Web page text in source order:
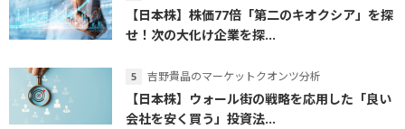
【日本株】株価77倍「第二のキオクシア」を探
せ！次の大化け企業を探...
吉野貴晶のマーケットクオンツ分析
【日本株】ウォール街の戦略を応用した「良い
会社を安く買う」投資法...